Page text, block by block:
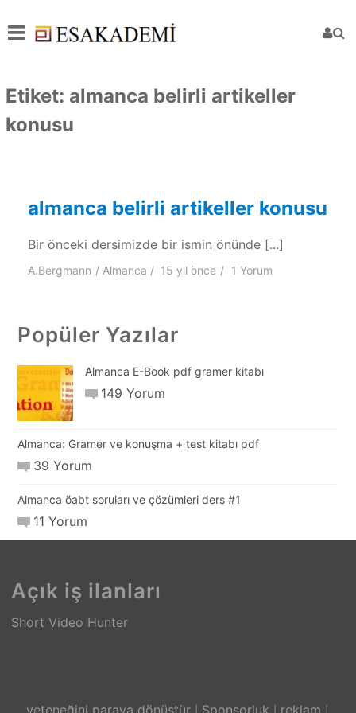
Etiket: almanca belirli artikeller
konusu
almanca belirli artikeller konusu
Bir önceki dersimizde bir ismin önünde [...]
A.Bergmann Almanca 15 yıl önce 1 Yorum
Popüler Yazılar
Almanca E-Book pdf gramer kitabı
149 Yorum
Almanca: Gramer ve konuşma + test kitabı pdf
39 Yorum
Almanca öabt soruları ve çözümleri ders #1
11 Yorum
Açık iş ilanları
Short Video Hunter
yeteneğini paraya dönüştür Sponsorluk reklam